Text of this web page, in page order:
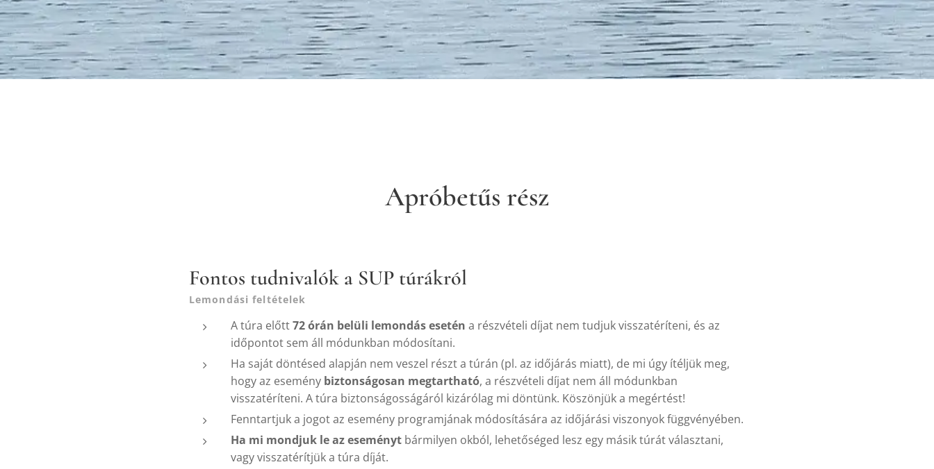
Apróbetűs rész
Fontos tudnivalók a SUP túrákról
Lemondási feltételek
A túra előtt72 órán belüli lemondás esetén a részvételi díjat nem tudjuk visszatéríteni, és az
időpontot sem áll módunkban módosítani.
Ha saját döntésed alapján nem veszel részt a túrán (pl. az időjárás miatt), de mi úgy ítéljük meg,
hogy az esemény biztonságosan megtartható, a részvételi díjat nem áll módunkban
visszatéríteni. A túra biztonságosságáról kizárólag mi döntünk. Köszönjük a megértést!
Fenntartjuk a jogot az esemény programjának módosítására az időjárási viszonyok függvényében.
Ha mi mondjuk le az eseményt bármilyen okból, lehetőséged lesz egy másik túrát választani,
vagy visszatérítjük a túra díját.